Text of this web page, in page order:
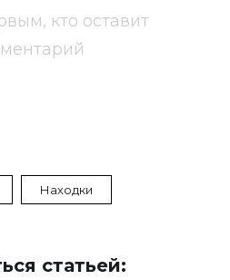
кто оставит
Находки
статьей: